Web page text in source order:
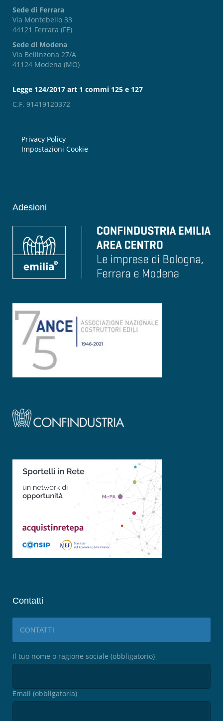
Sede di Ferrara
Via Montebello 33
44121 Ferrara (FE)
Sede di Modena
Via Bellinzona 27/A
41124 Modena (MO)
Legge 124/2017 art 1 commi 125 e 127
C.F. 91419120372
Privacy Policy
Impostazioni Cookie
Adesioni
Contatti
CONTATTI
Il tuo nome o ragione sociale (obbligatorio)
Email (obbligatoria)